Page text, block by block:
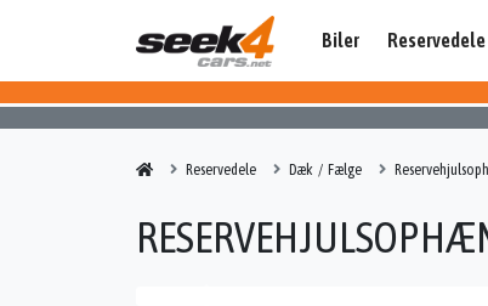
Biler Reservedele
Reservedele Dæk / Fælge